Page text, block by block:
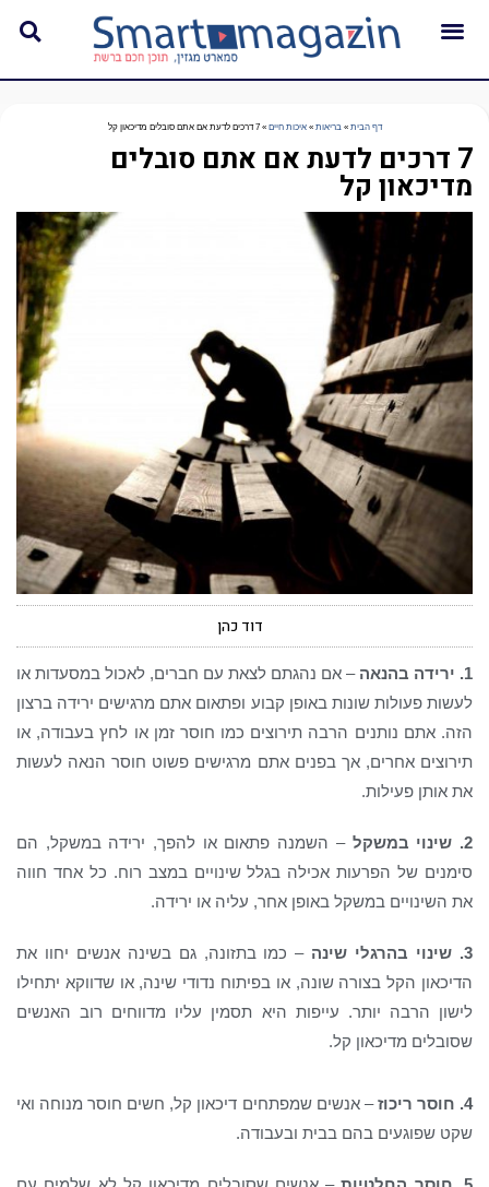
דף הבית »בריאות »איכות חיים »7 דרכים לדעת אם אתם סובלים מדיכאון קל
7 דרכים לדעת אם אתם סובלים
מדיכאון קל
דוד כהן
1. ירידה בהנאה
– אם נהגתם לצאת עם חברים, לאכול במסעדות או
לעשות פעולות שונות באופן קבוע ופתאום אתם מרגישים ירידה ברצון
הזה. אתם נותנים הרבה תירוצים כמו חוסר זמן או לחץ בעבודה, או
תירוצים אחרים, אך בפנים אתם מרגישים פשוט חוסר הנאה לעשות
את אותן פעילות.
2. שינוי במשקל
– השמנה פתאום או להפך, ירידה במשקל, הם
סימנים של הפרעות אכילה בגלל שינויים במצב רוח. כל אחד חווה
את השינויים במשקל באופן אחר, עליה או ירידה.
3. שינוי בהרגלי שינה
– כמו בתזונה, גם בשינה אנשים יחוו את
הדיכאון הקל בצורה שונה, או בפיתוח נדודי שינה, או שדווקא יתחילו
לישון הרבה יותר. עייפות היא תסמין עליו מדווחים רוב האנשים
שסובלים מדיכאון קל.
4. חוסר ריכוז
– אנשים שמפתחים דיכאון קל, חשים חוסר מנוחה ואי
שקט שפוגעים בהם בבית ובעבודה.